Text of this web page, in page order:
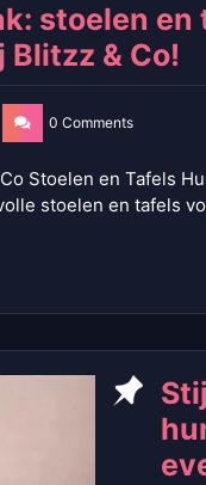
stoelen
& Co!
0 Comments
Stoelen en Tafels
stoelen en tafels